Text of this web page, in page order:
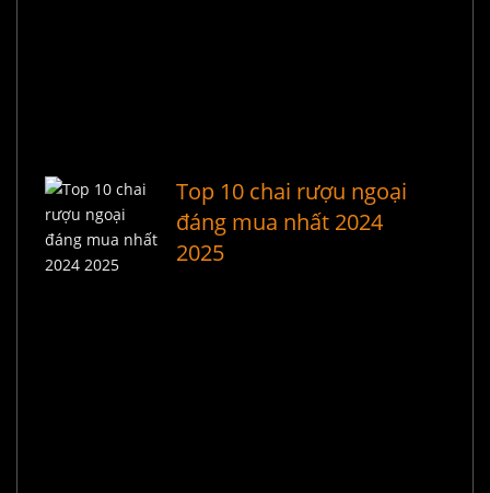
Top 10 chai rượu ngoại
đáng mua nhất 2024
2025